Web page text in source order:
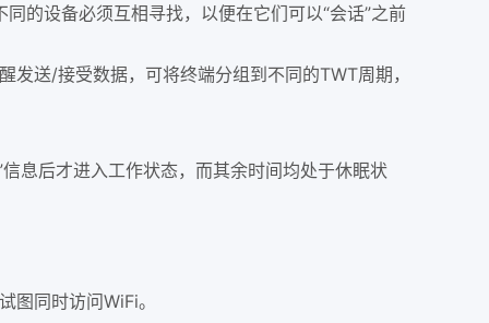
设备必须互相寻找，以便在它们可以“会话”之前
送/接受数据，可将终端分组到不同的TWT周期，
息后才进入工作状态，而其余时间均处于休眠状
同时访问WiFi。